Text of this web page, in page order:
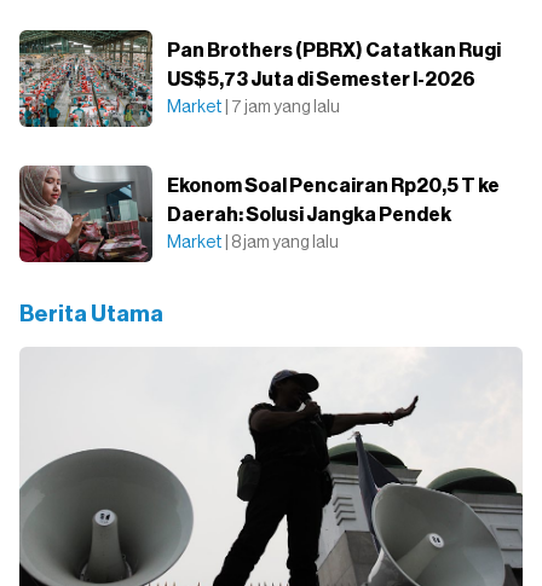
Pan Brothers (PBRX) Catatkan Rugi
US$5,73 Juta di Semester I-2026
Market | 7 jam yang lalu
Ekonom Soal Pencairan Rp20,5 T ke
Daerah: Solusi Jangka Pendek
Market | 8 jam yang lalu
Berita Utama